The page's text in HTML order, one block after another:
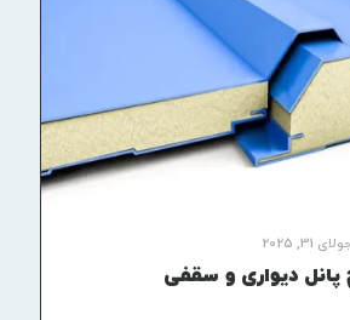
31, 2025
دیواری و سقفی